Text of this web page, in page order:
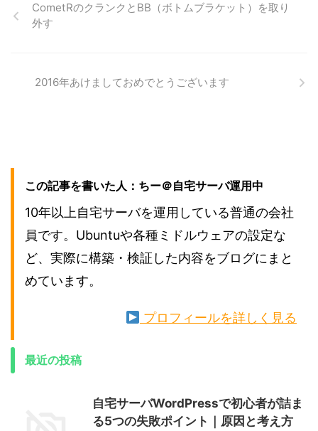
CometRのクランクとBB（ボトムブラケット）を取り
外す
2016年あけましておめでとうございます
この記事を書いた人：ちー＠自宅サーバ運用中
10年以上自宅サーバを運用している普通の会社
員です。Ubuntuや各種ミドルウェアの設定な
ど、実際に構築・検証した内容をブログにまと
めています。
プロフィールを詳しく見る
最近の投稿
自宅サーバWordPressで初心者が詰ま
る5つの失敗ポイント｜原因と考え方